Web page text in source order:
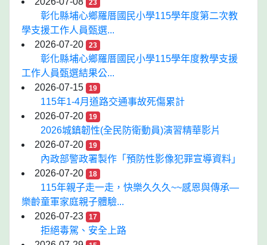
23
彰化縣埔心鄉羅厝國民小學115學年度第二次教
學支援工作人員甄選...
2026-07-20
23
彰化縣埔心鄉羅厝國民小學115學年度教學支援
工作人員甄選結果公...
2026-07-15
19
115年1-4月道路交通事故死傷累計
2026-07-20
19
2026城鎮韌性(全民防衛動員)演習精華影片
2026-07-20
19
內政部警政署製作「預防性影像犯罪宣導資料」
2026-07-20
18
115年親子走一走，快樂久久久~~感恩與傳承—
樂齡童軍家庭親子體驗...
2026-07-23
17
拒絕毒駕、安全上路